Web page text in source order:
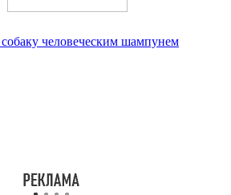
человеческим шампунем